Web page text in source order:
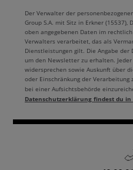
Der Verwalter der
Group S.A. mit Sitz in Erkner (15537),
oben angegebenen Daten im
Verwalters verarbeitet, das als
Dienstleistungen gilt. Die Angabe
um den Newsletter zu erhalten.
widersprechen sowie Auskunft über
oder Einschränkung der Verarbeitung
bei einer Aufsichtsbehörde
Datenschutzerklärung findest du